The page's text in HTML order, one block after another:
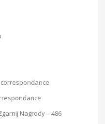
Nagrody – 486